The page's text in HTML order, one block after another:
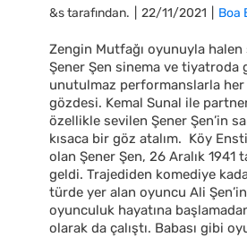
Hesabım
&s tarafından. 22/11/2021 Boa
Zengin Mutfağı oyunuyla
Şener Şen sinema ve tiyatroda
unutulmaz performanslarla her
gözdesi. Kemal Sunal ile
özellikle sevilen Şener Şen’in
kısaca bir göz atalım. Köy
olan Şener Şen, 26 Aralık 1941
geldi. Trajediden komediye
türde yer alan oyuncu Ali
oyunculuk hayatına
olarak da çalıştı. Babası gibi